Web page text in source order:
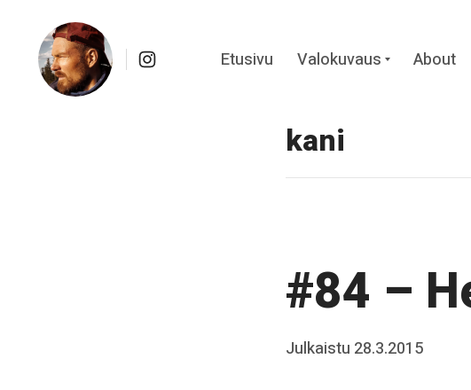
Instagram Etusivu Valokuvaus Expand
childAbout
kani
#84 –
Posted
Julkaistu 28.3.2015